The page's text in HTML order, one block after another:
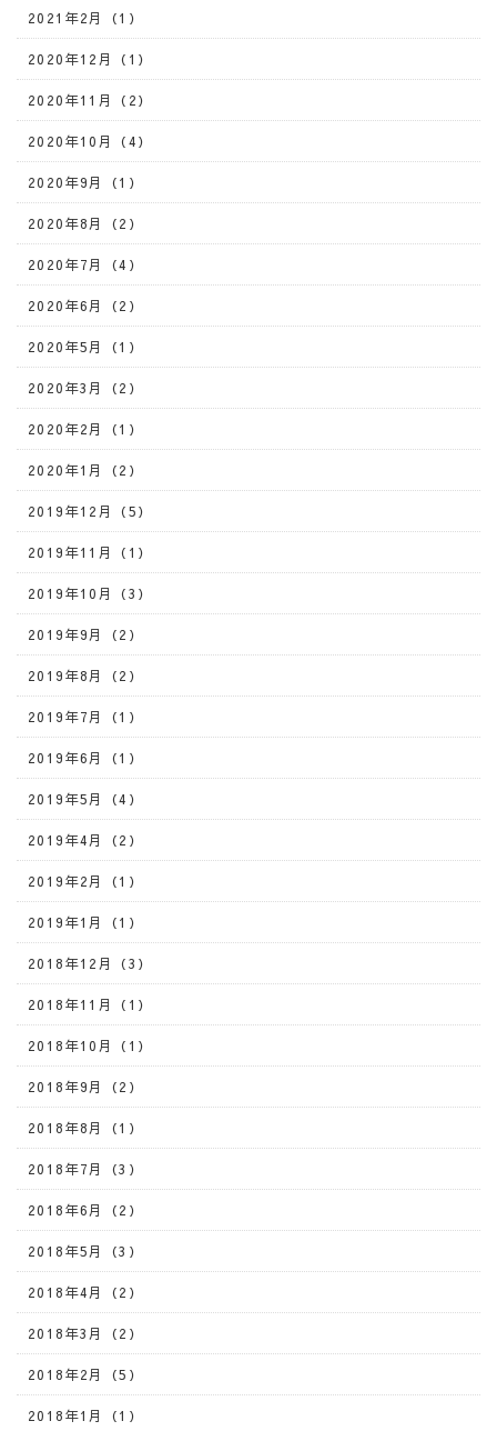
2021年2月（1）
2020年12月（1）
2020年11月（2）
2020年10月（4）
2020年9月（1）
2020年8月（2）
2020年7月（4）
2020年6月（2）
2020年5月（1）
2020年3月（2）
2020年2月（1）
2020年1月（2）
2019年12月（5）
2019年11月（1）
2019年10月（3）
2019年9月（2）
2019年8月（2）
2019年7月（1）
2019年6月（1）
2019年5月（4）
2019年4月（2）
2019年2月（1）
2019年1月（1）
2018年12月（3）
2018年11月（1）
2018年10月（1）
2018年9月（2）
2018年8月（1）
2018年7月（3）
2018年6月（2）
2018年5月（3）
2018年4月（2）
2018年3月（2）
2018年2月（5）
2018年1月（1）